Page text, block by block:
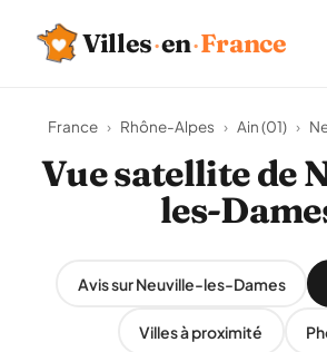
Villes·en·France
France › Rhône-Alpes › Ain (01) ›
Vue satellite de
les-
Avis sur Neuville-les-Dames
Villes à proximité